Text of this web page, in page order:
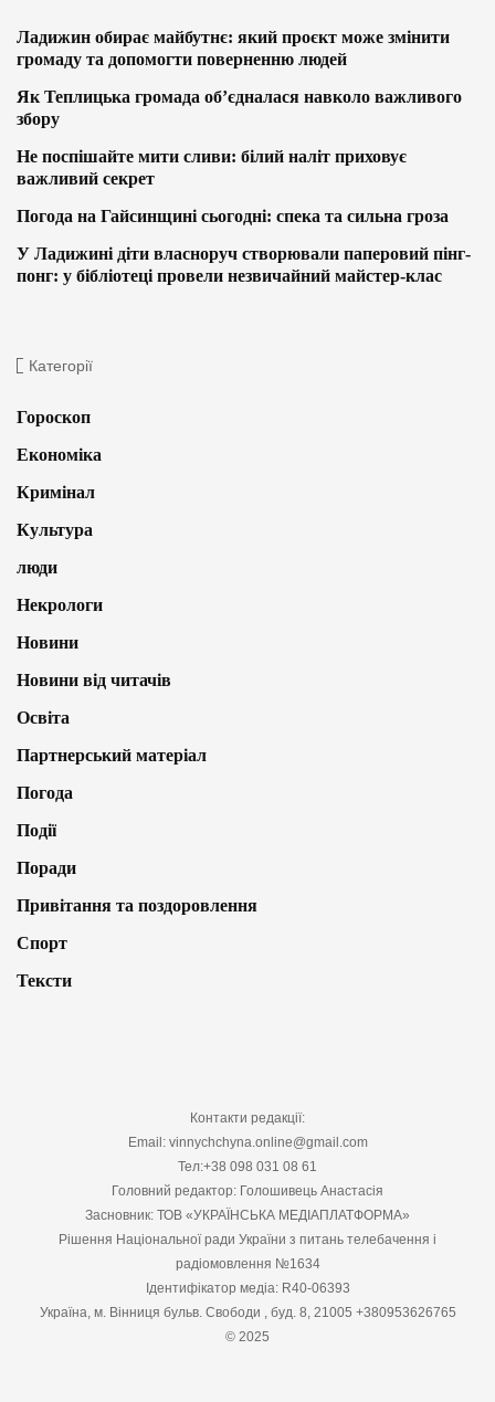
Ладижин обирає майбутнє: який проєкт може змінити
громаду та допомогти поверненню людей
Як Теплицька громада об’єдналася навколо важливого
збору
Не поспішайте мити сливи: білий наліт приховує
важливий секрет
Погода на Гайсинщині сьогодні: спека та сильна гроза
У Ладижині діти власноруч створювали паперовий пінг-
понг: у бібліотеці провели незвичайний майстер-клас
Категорії
Гороскоп
Економіка
Кримінал
Культура
люди
Некрологи
Новини
Новини від читачів
Освіта
Партнерський матеріал
Погода
Події
Поради
Привітання та поздоровлення
Спорт
Тексти
Контакти редакції:
Email: vinnychchyna.online@gmail.com
Тел:+38 098 031 08 61
Головний редактор: Голошивець Анастасія
Засновник: ТОВ «УКРАЇНСЬКА МЕДІАПЛАТФОРМА»
Рішення Національної ради України з питань телебачення і
радіомовлення №1634
Ідентифікатор медіа: R40-06393
Україна, м. Вінниця бульв. Свободи , буд. 8, 21005 +380953626765
© 2025